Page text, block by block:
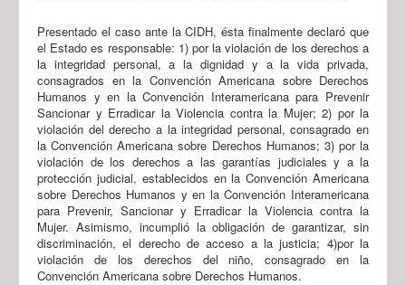
Presentado el caso ante la CIDH, ésta finalmente declaró que
el Estado es responsable: 1) por la violación de los derechos a
la integridad personal, a la dignidad y a la vida privada,
consagrados en la Convención Americana sobre Derechos
Humanos y en la Convención Interamericana para Prevenir
Sancionar y Erradicar la Violencia contra la Mujer; 2) por la
violación del derecho a la integridad personal, consagrado en
la Convención Americana sobre Derechos Humanos; 3) por la
violación de los derechos a las garantías judiciales y a la
protección judicial, establecidos en la Convención Americana
sobre Derechos Humanos y en la Convención Interamericana
para Prevenir, Sancionar y Erradicar la Violencia contra la
Mujer. Asimismo, incumplió la obligación de garantizar, sin
discriminación, el derecho de acceso a la justicia; 4)por la
violación de los derechos del niño, consagrado en la
Convención Americana sobre Derechos Humanos.